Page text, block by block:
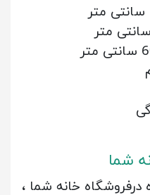
شما
خانه شما ،